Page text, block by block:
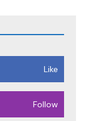
Like
Follow